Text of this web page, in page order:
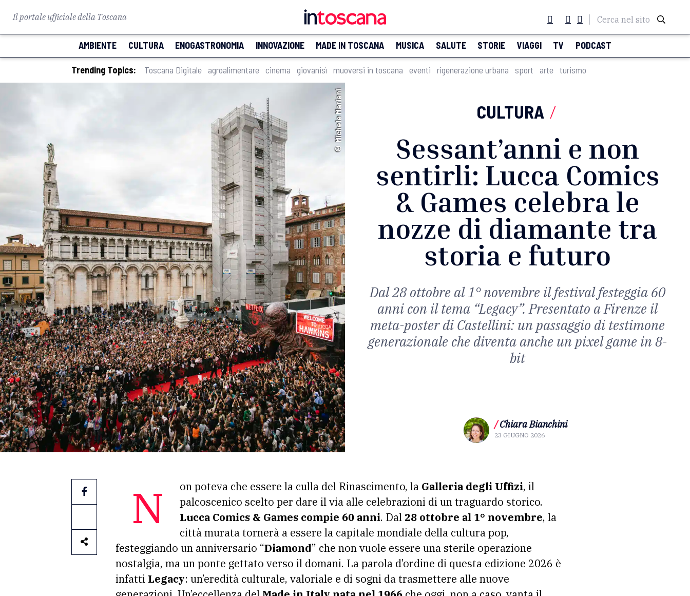
Il portale ufficiale della Toscana Cerca nel sito
AMBIENTE CULTURA ENOGASTRONOMIA INNOVAZIONE MADE IN TOSCANA MUSICA SALUTE STORIE VIAGGI TV PODCAST
Trending Topics: Toscana Digitale agroalimentare cinema giovanisì muoversi in toscana eventi rigenerazione urbana sport arte turismo
© Michele Mariani CULTURA /
Sessant’anni e non
sentirli: Lucca Comics
& Games celebra le
nozze di diamante tra
storia e futuro
Dal 28 ottobre al 1° novembre il festival festeggia 60
anni con il tema “Legacy”. Presentato a Firenze il
meta-poster di Castellini: un passaggio di testimone
generazionale che diventa anche un pixel game in 8-
bit
/ Chiara Bianchini
23 GIUGNO 2026
Non poteva che essere la culla del Rinascimento, la Galleria degli Uffizi, il
palcoscenico scelto per dare il via alle celebrazioni di un traguardo storico.
Lucca Comics & Games compie 60 anni. Dal 28 ottobre al 1° novembre, la
città murata tornerà a essere la capitale mondiale della cultura pop,
festeggiando un anniversario “Diamond” che non vuole essere una sterile operazione
nostalgia, ma un ponte gettato verso il domani. La parola d’ordine di questa edizione 2026 è
infatti Legacy: un’eredità culturale, valoriale e di sogni da trasmettere alle nuove